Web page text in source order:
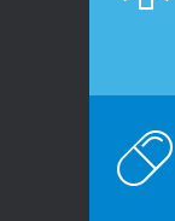
裂差
原則
2026-06-08
老後
2021-03-05